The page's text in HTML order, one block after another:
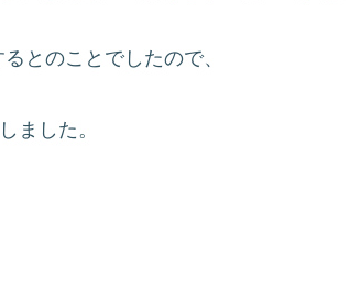
とのことでしたので、
ました。